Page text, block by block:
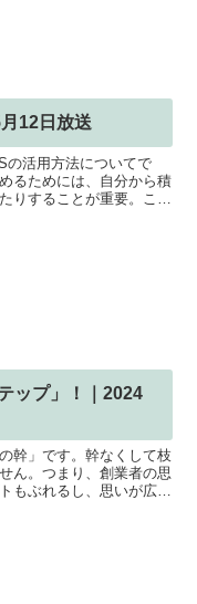
12日放送
の活用方法についてで
るためには、自分から積
りすることが重要。これ
ップ」！｜2024
幹」です。幹なくして枝
ん。つまり、創業者の思
もぶれるし、思いが広が